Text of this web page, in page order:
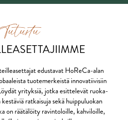
edustavat HoReCa-alan
tuotemerkeistä innovatiivisiin
yrityksiä, jotka esittelevät ruoka-
ratkaisuja sekä huippuluokan
on räätälöity ravintoloille, kahviloille,